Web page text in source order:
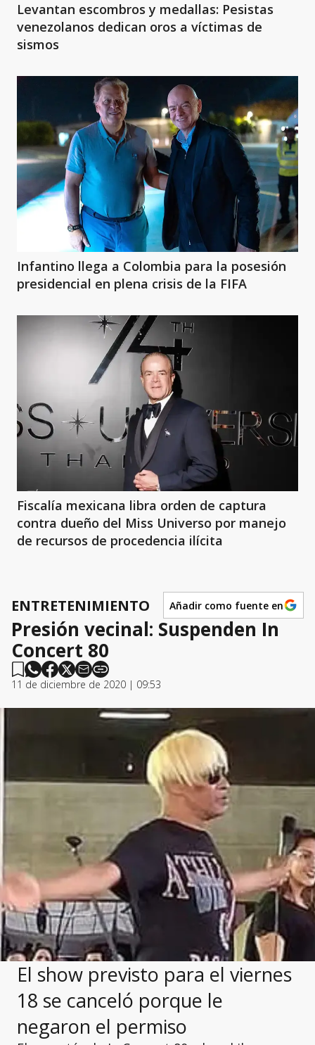
Levantan escombros y medallas: Pesistas
venezolanos dedican oros a víctimas de
sismos
Infantino llega a Colombia para la posesión
presidencial en plena crisis de la FIFA
Fiscalía mexicana libra orden de captura
contra dueño del Miss Universo por manejo
de recursos de procedencia ilícita
ENTRETENIMIENTO Añadir como fuente en
Presión vecinal: Suspenden In
Concert 80
11 de diciembre de 2020 | 09:53
El show previsto para el viernes
18 se canceló porque le
negaron el permiso